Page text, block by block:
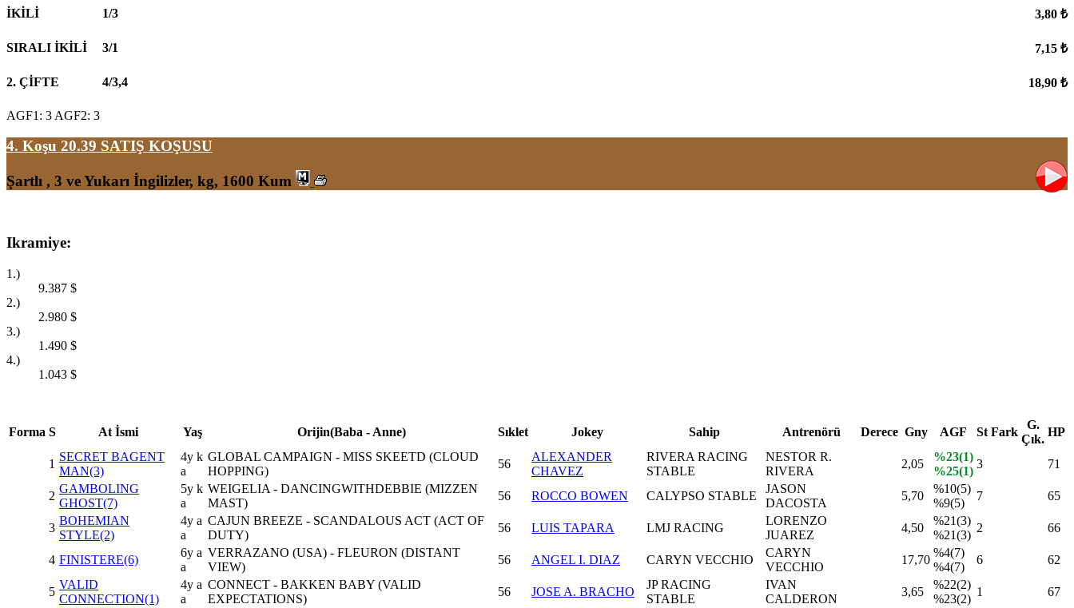
İKİLİ 1/3 3,80 ₺
SIRALI İKİLİ 3/1 7,15 ₺
2. ÇİFTE 4/3,4 18,90 ₺
AGF1: 3 AGF2: 3
4. Koşu 20.39 SATIŞ KOŞUSU
Şartlı , 3 ve Yukarı İngilizler, kg, 1600 Kum
Ikramiye:
1.)
9.387 $
2.)
2.980 $
3.)
1.490 $
4.)
1.043 $
Forma S At İsmi Yaş Orijin(Baba - Anne) Sıklet Jokey Sahip Antrenörü Derece Gny AGF St Fark
G.
Çık.
HP
1
SECRET BAGENT
MAN(3)
4y k
a
GLOBAL CAMPAIGN - MISS SKEETD (CLOUD
HOPPING)
56
ALEXANDER
CHAVEZ
RIVERA RACING
STABLE
NESTOR R.
RIVERA
2,05
%23(1)
%25(1)
3 71
2
GAMBOLING
GHOST(7)
5y k
a
WEIGELIA - DANCINGWITHDEBBIE (MIZZEN
MAST)
56 ROCCO BOWEN CALYPSO STABLE
JASON
DACOSTA
5,70
%10(5)
%9(5)
7 65
3
BOHEMIAN
STYLE(2)
4y a
a
CAJUN BREEZE - SCANDALOUS ACT (ACT OF
DUTY)
56 LUIS TAPARA LMJ RACING
LORENZO
JUAREZ
4,50
%21(3)
%21(3)
2 66
4 FINISTERE(6)
6y a
a
VERRAZANO (USA) - FLEURON (DISTANT
VIEW)
56 ANGEL I. DIAZ CARYN VECCHIO
CARYN
VECCHIO
17,70
%4(7)
%4(7)
6 62
5
VALID
CONNECTION(1)
4y a
a
CONNECT - BAKKEN BABY (VALID
EXPECTATIONS)
56 JOSE A. BRACHO
JP RACING
STABLE
IVAN
CALDERON
3,65
%22(2)
%23(2)
1 67